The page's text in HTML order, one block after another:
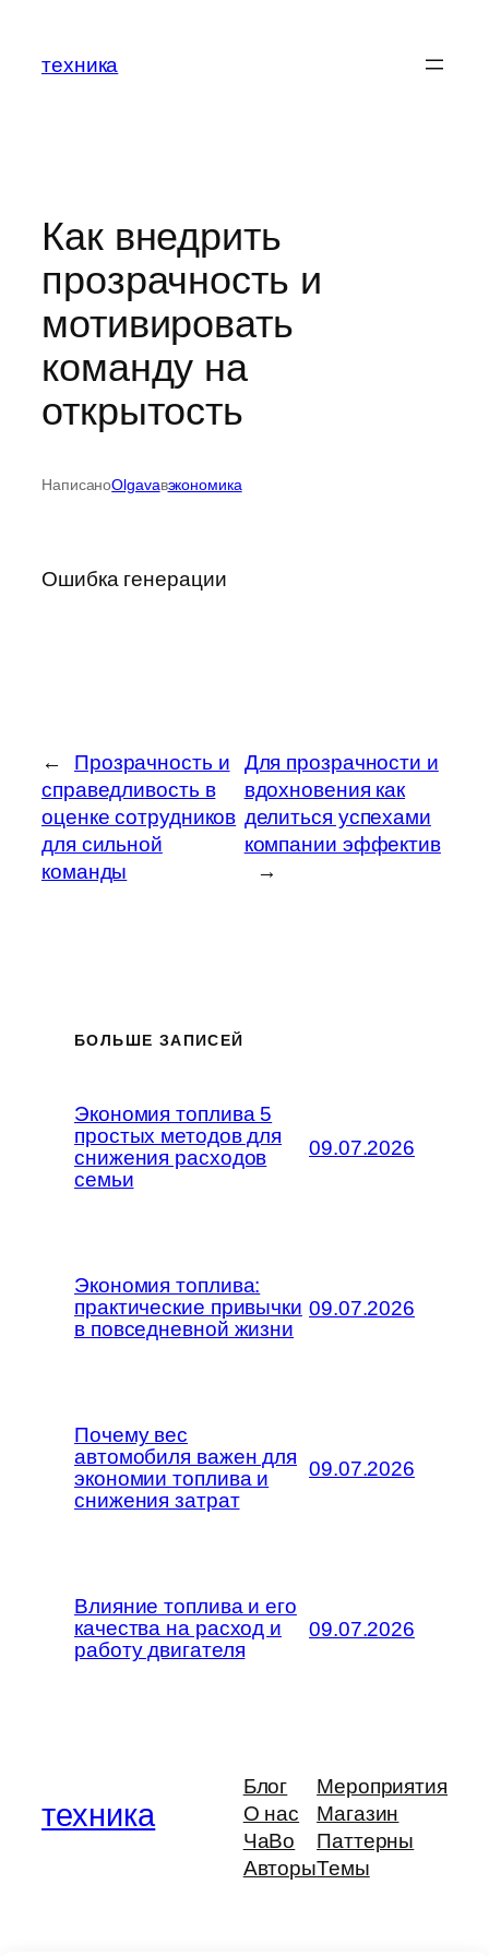
содержимому
техника
Как внедрить
прозрачность и
мотивировать
команду на
открытость
НаписаноOlgavaвэкономика
Ошибка генерации
←
Прозрачность и
справедливость в
оценке сотрудников
для сильной
команды
Для прозрачности и
вдохновения как
делиться успехами
компании эффектив
→
БОЛЬШЕ ЗАПИСЕЙ
Экономия топлива 5
простых методов для
снижения расходов
семьи
09.07.2026
Экономия топлива:
практические привычки
в повседневной жизни
09.07.2026
Почему вес
автомобиля важен для
экономии топлива и
снижения затрат
09.07.2026
Влияние топлива и его
качества на расход и
работу двигателя
09.07.2026
техника
Блог
О нас
ЧаВо
Авторы
Мероприятия
Магазин
Паттерны
Темы